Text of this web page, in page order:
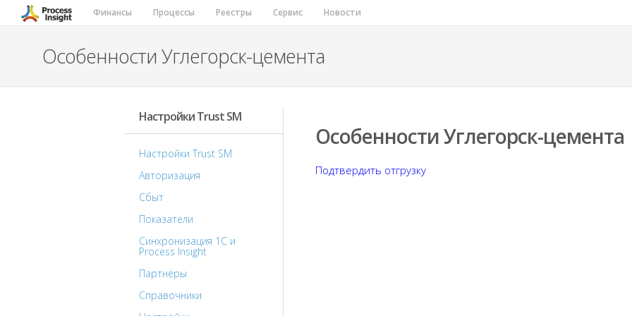
Финансы Процессы Реестры Сервис Новости
Особенности Углегорск-цемента
Настройки Trust SM
Настройки Trust SM
Авторизация
Сбыт
Показатели
Синхронизация 1С и
Process Insight
Партнёры
Справочники
Особенности Углегорск-цемента
Подтвердить отгрузку